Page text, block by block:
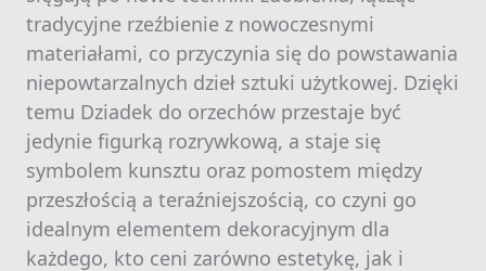
tradycyjne rzeźbienie z nowoczesnymi
materiałami, co przyczynia się do powstawania
niepowtarzalnych dzieł sztuki użytkowej. Dzięki
temu Dziadek do orzechów przestaje być
jedynie figurką rozrywkową, a staje się
symbolem kunsztu oraz pomostem między
przeszłością a teraźniejszością, co czyni go
idealnym elementem dekoracyjnym dla
każdego, kto ceni zarówno estetykę, jak i